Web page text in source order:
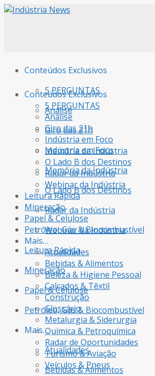
Conteúdos Exclusivos
5 PERGUNTAS
Análise
Giro das 21h
Indústria em Foco
Memória da Indústria
O Lado B dos Destinos
Radar da Indústria
Webinar da Indústria
Leitura Rápida
Mineração
Papel & Celulose
Petróleo, Gás & Biocombustível
Mais…
Atualidades
Bebidas & Alimentos
Conteúdos Exclusivos
5 PERGUNTAS
Análise
Giro das 21h
Indústria em Foco
Memória da Indústria
O Lado B dos Destinos
Radar da Indústria
Webinar da Indústria
Leitura Rápida
Mineração
Papel & Celulose
Petróleo, Gás & Biocombustível
Mais…
Atualidades
Bebidas & Alimentos
Beleza & Higiene Pessoal
Calçados & Têxtil
Construção
Glossário
Metalurgia & Siderurgia
Química & Petroquímica
Radar de Oportunidades
Turismo & Aviação
Veículos & Pneus